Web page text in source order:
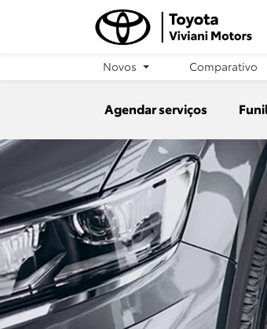
Novos Comparativo
Agendar serviços